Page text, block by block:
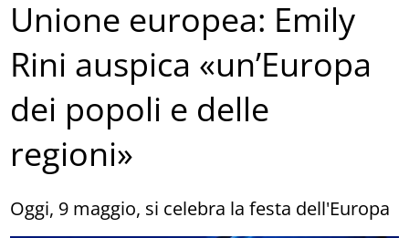
Unione europea: Emily
Rini auspica «un’Europa
dei popoli e delle
regioni»
Oggi, 9 maggio, si celebra la festa dell'Europa